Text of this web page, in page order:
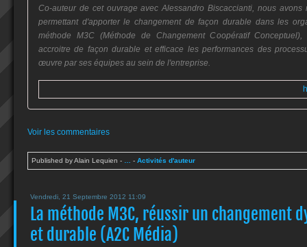
Co-auteur de cet ouvrage avec Alessandro Biscaccianti, nous
permettant d'apporter le changement de façon durable dans les
méthode M3C (Méthode de Changement Coopératif
accroitre de façon durable et efficace les performances des
œuvre par ses équipes au sein de l'entreprise.
Voir les commentaires
Published by Alain Lequien - - Activités d'auteur
Vendredi, 21 Septembre 2012 11:09
La méthode M3C, réussir un changement
et durable (A2C Média)